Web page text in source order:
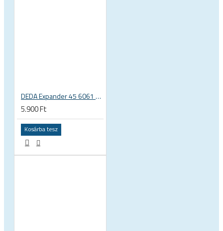
DEDA Expander 45 6061 alu rózsa / dugó 1 1/8 karbon villához 23.5-25.5mm
5.900 Ft
Kosárba tesz